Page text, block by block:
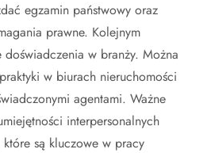
egzamin państwowy oraz
prawne. Kolejnym
w branży. Można
w biurach nieruchomości
agentami. Ważne
interpersonalnych
są kluczowe w pracy